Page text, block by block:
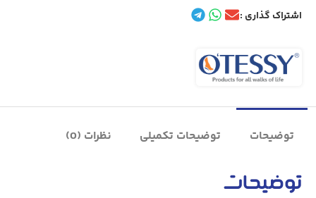
اشتراک گذاری :
توضیحات توضیحات تکمیلی نظرات (0)
توضیحات